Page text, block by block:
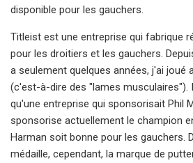
disponible pour les gauchers.
Titleist est une entreprise qui fabrique
pour les droitiers et les gauchers.
a seulement quelques années, j'ai joué
(c'est-à-dire des "lames
qu'une entreprise qui sponsorisait Phil
sponsorise actuellement le champion
Harman soit bonne pour les gauchers.
médaille, cependant, la marque de